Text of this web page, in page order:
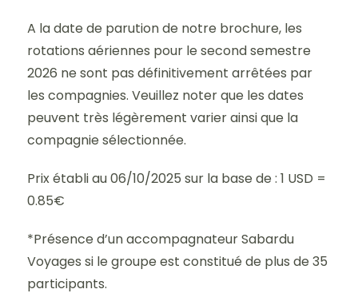
A la date de parution de notre brochure, les
rotations aériennes pour le second semestre
2026 ne sont pas définitivement arrêtées par
les compagnies. Veuillez noter que les dates
peuvent très légèrement varier ainsi que la
compagnie sélectionnée.
Prix établi au 06/10/2025 sur la base de : 1 USD =
0.85€
*Présence d’un accompagnateur Sabardu
Voyages si le groupe est constitué de plus de 35
participants.